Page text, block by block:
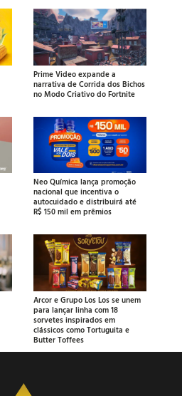
Prime Video expande a
narrativa de Corrida dos Bichos
no Modo Criativo do Fortnite
Neo Química lança promoção
nacional que incentiva o
autocuidado e distribuirá até
R$ 150 mil em prêmios
Arcor e Grupo Los Los se unem
para lançar linha com 18
sorvetes inspirados em
clássicos como Tortuguita e
Butter Toffees